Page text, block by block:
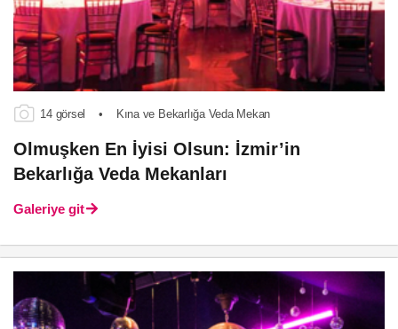
14 görsel • Kına ve Bekarlığa Veda Mekan
Olmuşken En İyisi Olsun: İzmir’in
Bekarlığa Veda Mekanları
Galeriye git